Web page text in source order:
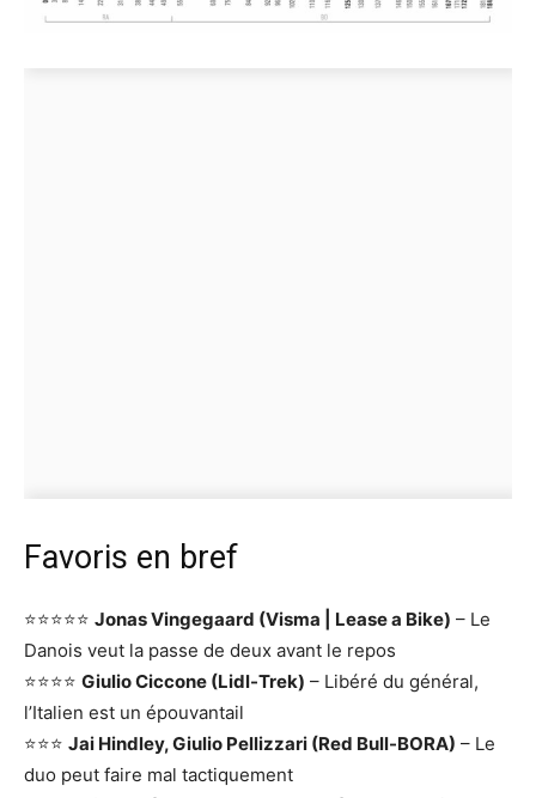
Favoris en bref
⭐⭐⭐⭐⭐ Jonas Vingegaard (Visma | Lease a Bike) – Le
Danois veut la passe de deux avant le repos
⭐⭐⭐⭐ Giulio Ciccone (Lidl-Trek) – Libéré du général,
l’Italien est un épouvantail
⭐⭐⭐ Jai Hindley, Giulio Pellizzari (Red Bull-BORA) – Le
duo peut faire mal tactiquement